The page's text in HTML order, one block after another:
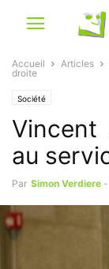
Accueil Articles
droite
Société
Vincent
au
Par Simon Verdiere -